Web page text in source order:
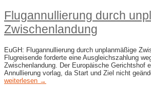
Flugannullierung durch
Zwischenlandung
EuGH: Flugannullierung durch unplanmäßige
Flugreisende forderte eine Ausgleichszahlung
Zwischenlandung. Der Europäische Gerichtshof
Annullierung vorlag, da Start und Ziel nicht
weiterlesen →